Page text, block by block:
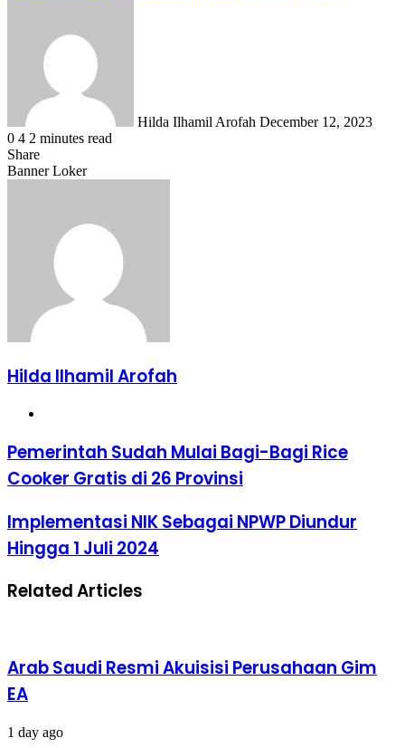
Hilda Ilhamil Arofah December 12, 2023
0 4 2 minutes read
Share
Facebook
X
LinkedIn
WhatsApp
Share
Banner Loker
Hilda Ilhamil Arofah
Pemerintah
Sudah
Mulai
Rice
Cooker
Gratis
26
Pemerintah Sudah Mulai Bagi-Bagi Rice
Cooker Gratis di 26 Provinsi
Implementasi
NIK
Sebagai
Diundur
Hingga
Implementasi NIK Sebagai NPWP Diundur
Hingga 1 Juli 2024
Related Articles
Arab Saudi Resmi Akuisisi Perusahaan Gim
EA
1 day ago